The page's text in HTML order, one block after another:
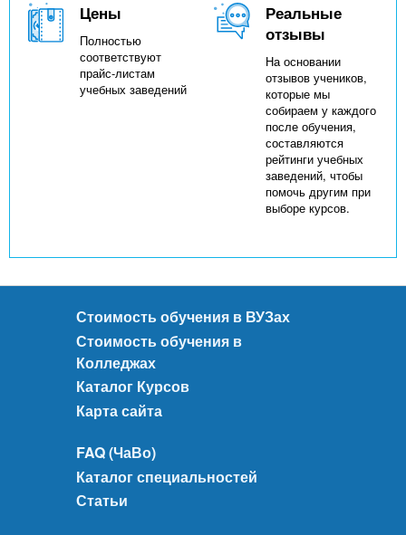
Цены
Полностью
соответствуют
прайс-листам
учебных заведений
Реальные
отзывы
На основании
отзывов учеников,
которые мы
собираем у каждого
после обучения,
составляются
рейтинги учебных
заведений, чтобы
помочь другим при
выборе курсов.
Стоимость обучения в ВУЗах
Стоимость обучения в
Колледжах
Каталог Курсов
Карта сайта
FAQ (ЧаВо)
Каталог специальностей
Статьи